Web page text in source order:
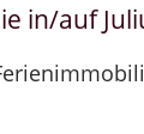
in/auf